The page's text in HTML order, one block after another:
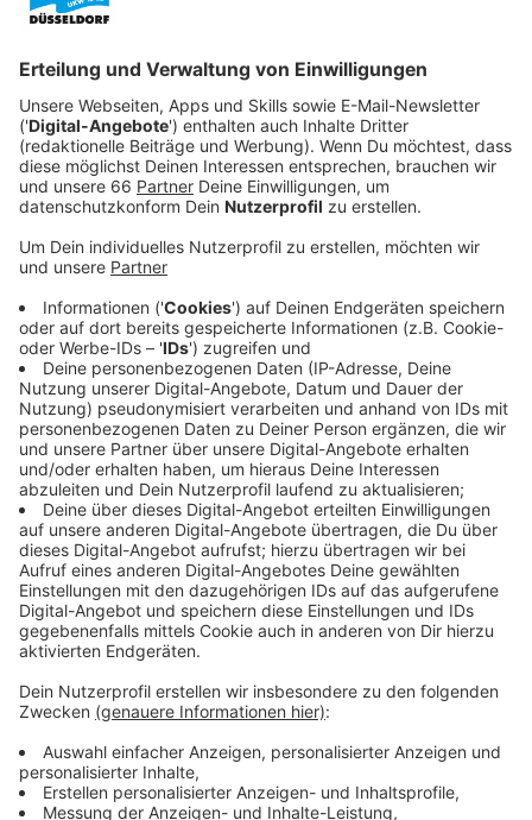
Anzeige
Seit 2021 gehört Rieß fest zum Profikader der
Mainzer. Neben insgesamt 78 Einsätzen für die U23 in
der Regionalliga Südwest, war er auch schon sechs
Mal in der Bundesliga im Einsatz und in einer Parie der
Anzeige
Samir Arabi, Sportvorstand:
Anzeige
„Mit Lasse gewinnen wir einen Torhüter, der das
moderne Torwartspiel verkörpert und mit seinen
Qualitäten sehr gut zu uns und unserer Spielidee
passt. In Mainz hat er bereits wertvolle
Erfahrungen auf Bundesliga-Niveau gesammelt
und bringt alles mit, um in der kommenden
übernehmen. Wir freuen uns, dass er sich für uns
entschieden hat.“
Anzeige